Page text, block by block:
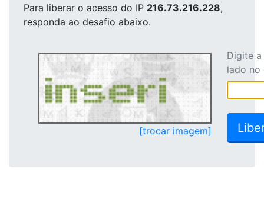
Para liberar o acesso do IP 216.73.216.228,
responda ao desafio abaixo.
[trocar imagem]
Digite
lado no